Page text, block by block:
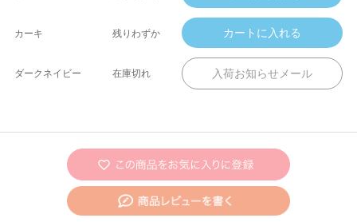
カーキ 残りわずか
ダークネイビー 在庫切れ